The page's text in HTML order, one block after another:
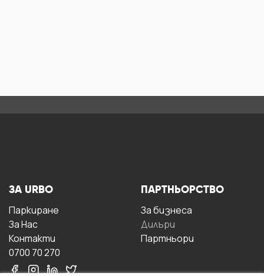
ЗА URBO
Паркиране
За Hас
Контакти
0700 70 270
ПАРТНЬОРСТВО
За бизнесa
Дилъри
Партньори